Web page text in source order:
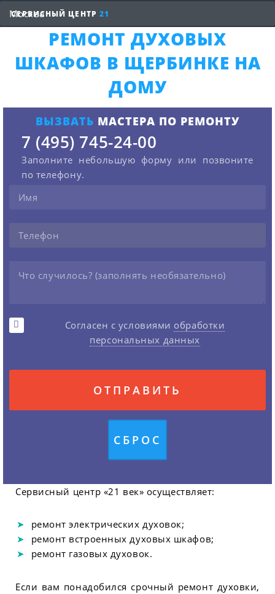
СЕРВИСНЫЙ ЦЕНТР 21
РЕМОНТ ДУХОВЫХ
ШКАФОВ В ЩЕРБИНКЕ НА
ДОМУ
ВЫЗВАТЬ МАСТЕРА ПО РЕМОНТУ
7 (495) 745-24-00
Заполните небольшую форму или позвоните
по телефону.
Согласен с условиями обработки
персональных данных
Сервисный центр «21 век» осуществляет:
ремонт электрических духовок;
ремонт встроенных духовых шкафов;
ремонт газовых духовок.
Если вам понадобился срочный ремонт духовки,